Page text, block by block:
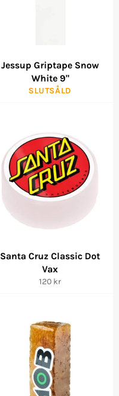
Jessup Griptape Snow
White 9"
SLUTSÅLD
Santa Cruz Classic Dot
Vax
Ordinarie
120 kr